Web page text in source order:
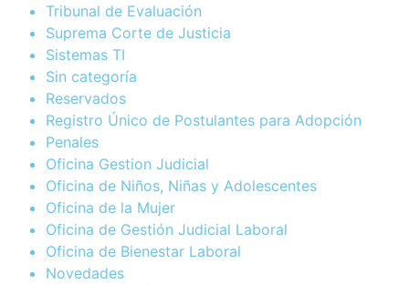
Tribunal de Evaluación
Suprema Corte de Justicia
Sistemas TI
Sin categoría
Reservados
Registro Único de Postulantes para Adopción
Penales
Oficina Gestion Judicial
Oficina de Niños, Niñas y Adolescentes
Oficina de la Mujer
Oficina de Gestión Judicial Laboral
Oficina de Bienestar Laboral
Novedades